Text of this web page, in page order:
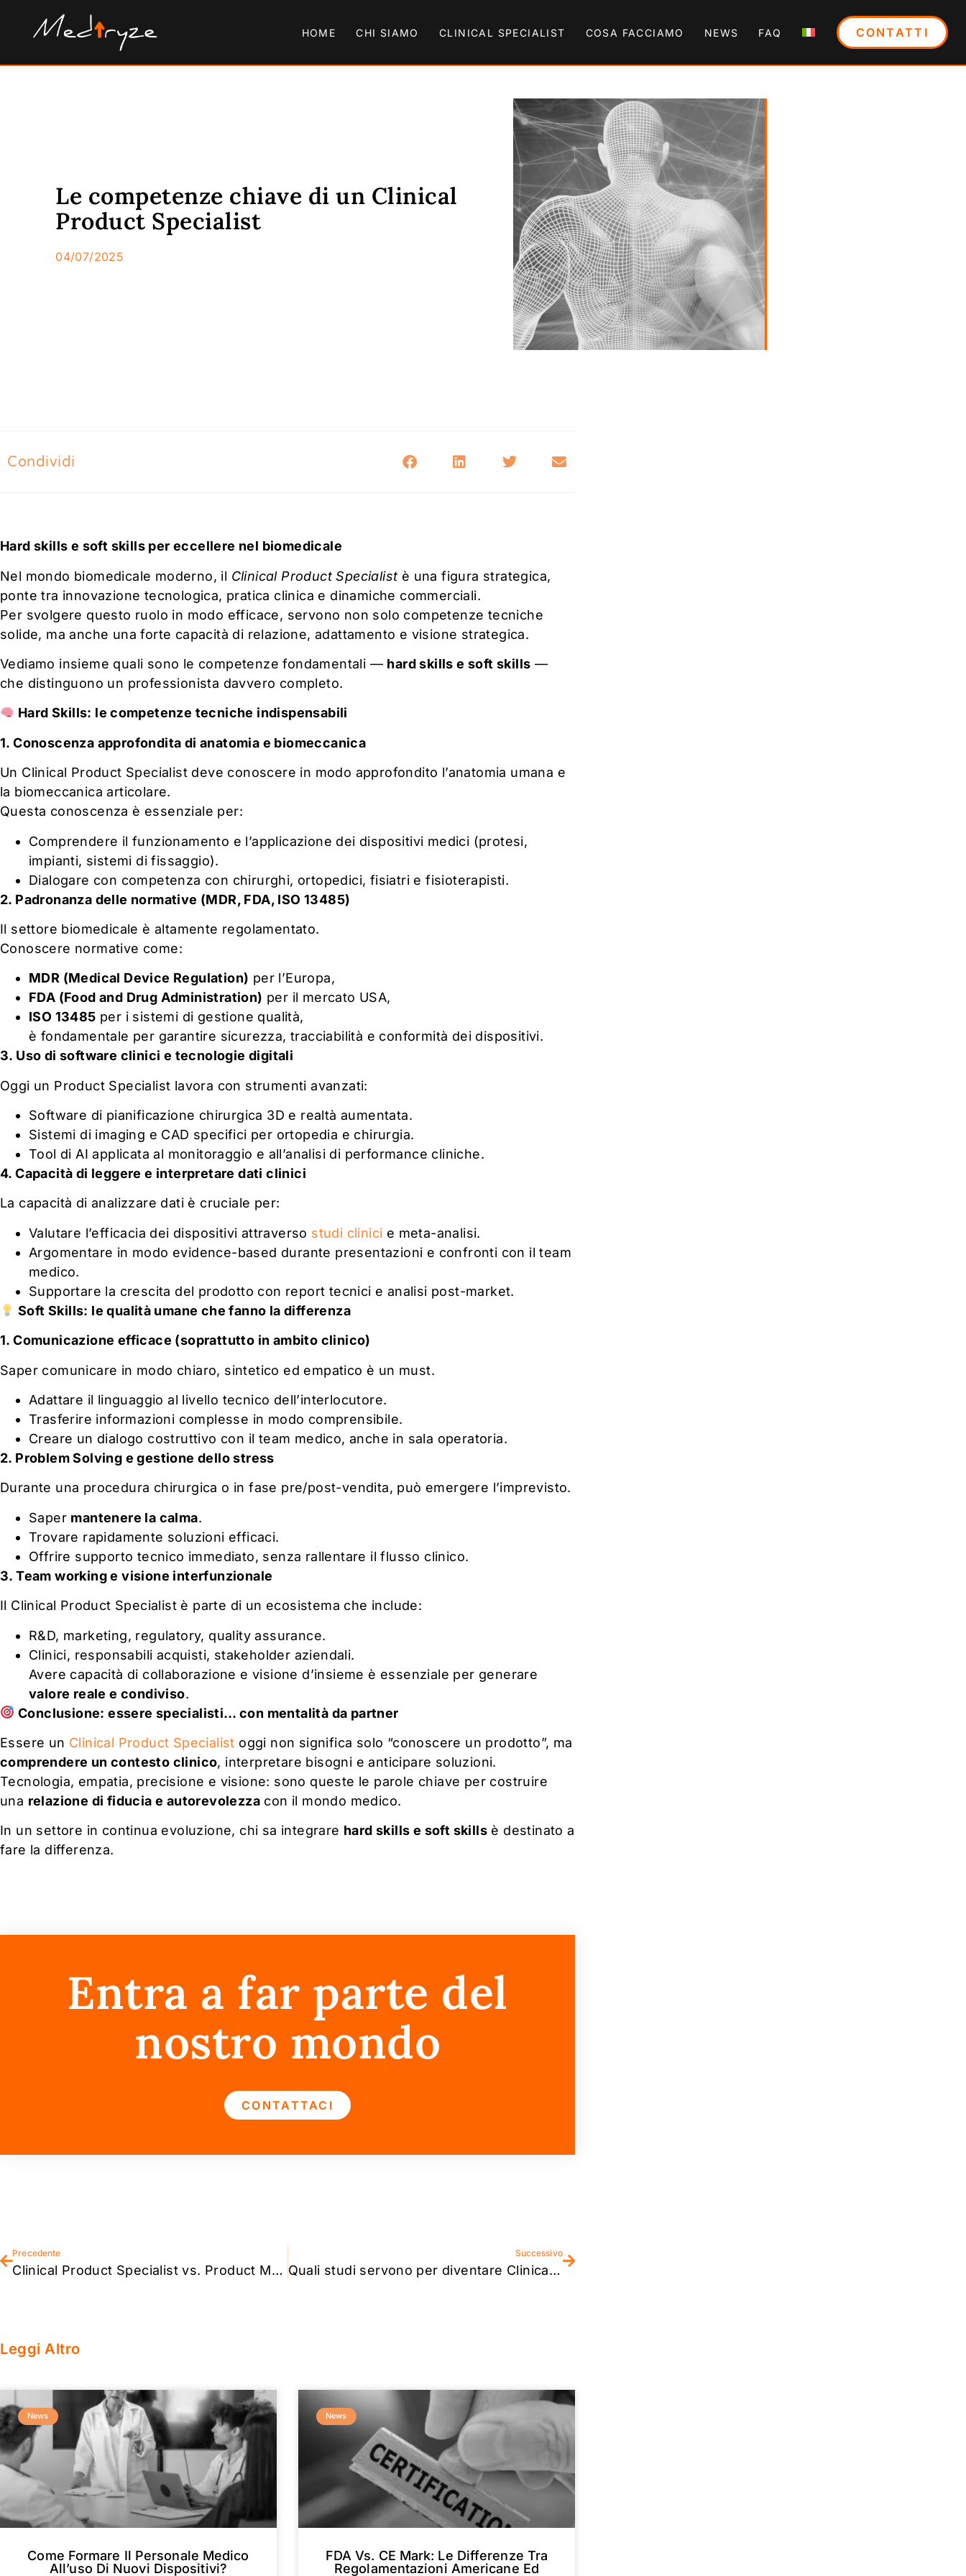
HOME CHI SIAMO CLINICAL SPECIALIST COSA FACCIAMO NEWS FAQ CONTATTI
Le competenze chiave di un Clinical
Product Specialist
04/07/2025
Condividi
Hard skills e soft skills per eccellere nel biomedicale
Nel mondo biomedicale moderno, il Clinical Product Specialist è una figura strategica,
ponte tra innovazione tecnologica, pratica clinica e dinamiche commerciali.
Per svolgere questo ruolo in modo efficace, servono non solo competenze tecniche
solide, ma anche una forte capacità di relazione, adattamento e visione strategica.
Vediamo insieme quali sono le competenze fondamentali — hard skills e soft skills —
che distinguono un professionista davvero completo.
Hard Skills: le competenze tecniche indispensabili
1. Conoscenza approfondita di anatomia e biomeccanica
Un Clinical Product Specialist deve conoscere in modo approfondito l’anatomia umana e
la biomeccanica articolare.
Questa conoscenza è essenziale per:
Comprendere il funzionamento e l’applicazione dei dispositivi medici (protesi,
impianti, sistemi di fissaggio).
Dialogare con competenza con chirurghi, ortopedici, fisiatri e fisioterapisti.
2. Padronanza delle normative (MDR, FDA, ISO 13485)
Il settore biomedicale è altamente regolamentato.
Conoscere normative come:
MDR (Medical Device Regulation) per l’Europa,
FDA (Food and Drug Administration) per il mercato USA,
ISO 13485 per i sistemi di gestione qualità,
è fondamentale per garantire sicurezza, tracciabilità e conformità dei dispositivi.
3. Uso di software clinici e tecnologie digitali
Oggi un Product Specialist lavora con strumenti avanzati:
Software di pianificazione chirurgica 3D e realtà aumentata.
Sistemi di imaging e CAD specifici per ortopedia e chirurgia.
Tool di AI applicata al monitoraggio e all’analisi di performance cliniche.
4. Capacità di leggere e interpretare dati clinici
La capacità di analizzare dati è cruciale per:
Valutare l’efficacia dei dispositivi attraverso studi clinici e meta-analisi.
Argomentare in modo evidence-based durante presentazioni e confronti con il team
medico.
Supportare la crescita del prodotto con report tecnici e analisi post-market.
Soft Skills: le qualità umane che fanno la differenza
1. Comunicazione efficace (soprattutto in ambito clinico)
Saper comunicare in modo chiaro, sintetico ed empatico è un must.
Adattare il linguaggio al livello tecnico dell’interlocutore.
Trasferire informazioni complesse in modo comprensibile.
Creare un dialogo costruttivo con il team medico, anche in sala operatoria.
2. Problem Solving e gestione dello stress
Durante una procedura chirurgica o in fase pre/post-vendita, può emergere l’imprevisto.
Saper mantenere la calma.
Trovare rapidamente soluzioni efficaci.
Offrire supporto tecnico immediato, senza rallentare il flusso clinico.
3. Team working e visione interfunzionale
Il Clinical Product Specialist è parte di un ecosistema che include:
R&D, marketing, regulatory, quality assurance.
Clinici, responsabili acquisti, stakeholder aziendali.
Avere capacità di collaborazione e visione d’insieme è essenziale per generare
valore reale e condiviso.
Conclusione: essere specialisti… con mentalità da partner
Essere un Clinical Product Specialist oggi non significa solo “conoscere un prodotto”, ma
comprendere un contesto clinico, interpretare bisogni e anticipare soluzioni.
Tecnologia, empatia, precisione e visione: sono queste le parole chiave per costruire
una relazione di fiducia e autorevolezza con il mondo medico.
In un settore in continua evoluzione, chi sa integrare hard skills e soft skills è destinato a
fare la differenza.
Entra a far parte del
nostro mondo
CONTATTACI
Precedente
Clinical Product Specialist vs. Product Manager: quali sono le differenze?
Successivo
Quali studi servono per diventare Clinical Product Specialist?
Leggi Altro
News
Come Formare Il Personale Medico
All’uso Di Nuovi Dispositivi?
News
FDA Vs. CE Mark: Le Differenze Tra
Regolamentazioni Americane Ed